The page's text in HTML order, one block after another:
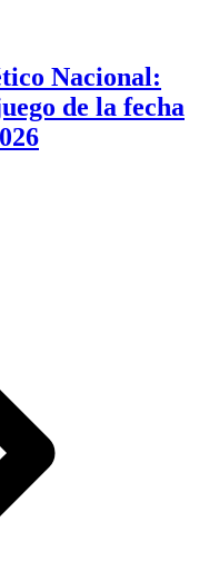
Nacional:
de la fecha